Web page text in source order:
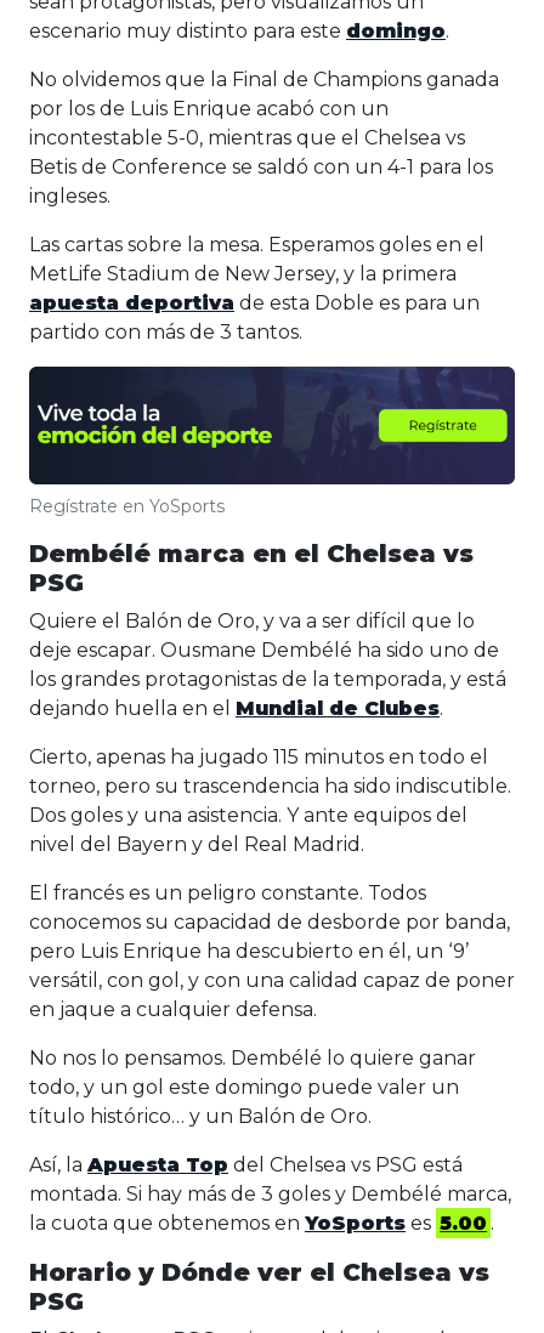
escenario muy distinto para este domingo.
No olvidemos que la Final de Champions ganada
por los de Luis Enrique acabó con un
incontestable 5-0, mientras que el Chelsea vs
Betis de Conference se saldó con un 4-1 para los
ingleses.
Las cartas sobre la mesa. Esperamos goles en el
MetLife Stadium de New Jersey, y la primera
apuesta deportiva de esta Doble es para un
partido con más de 3 tantos.
Regístrate en YoSports
Dembélé marca en el Chelsea vs
PSG
Quiere el Balón de Oro, y va a ser difícil que lo
deje escapar. Ousmane Dembélé ha sido uno de
los grandes protagonistas de la temporada, y está
dejando huella en el Mundial de Clubes.
Cierto, apenas ha jugado 115 minutos en todo el
torneo, pero su trascendencia ha sido indiscutible.
Dos goles y una asistencia. Y ante equipos del
nivel del Bayern y del Real Madrid.
El francés es un peligro constante. Todos
conocemos su capacidad de desborde por banda,
pero Luis Enrique ha descubierto en él, un ‘9’
versátil, con gol, y con una calidad capaz de poner
en jaque a cualquier defensa.
No nos lo pensamos. Dembélé lo quiere ganar
todo, y un gol este domingo puede valer un
título histórico… y un Balón de Oro.
Así, laApuesta Top del Chelsea vs PSG está
montada. Si hay más de 3 goles y Dembélé marca,
la cuota que obtenemos en YoSports es 5.00 .
Horario y Dónde ver el Chelsea vs
PSG